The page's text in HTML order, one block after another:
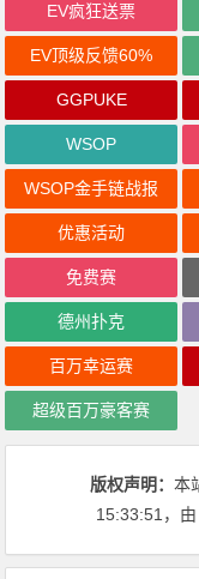
EV疯狂送票
EV顶级反馈60%
GGPUKE
WSOP
WSOP金手链战报
优惠活动
免费赛
德州扑克
百万幸运赛
超级百万豪客赛
版权声明：本
15:33:51，